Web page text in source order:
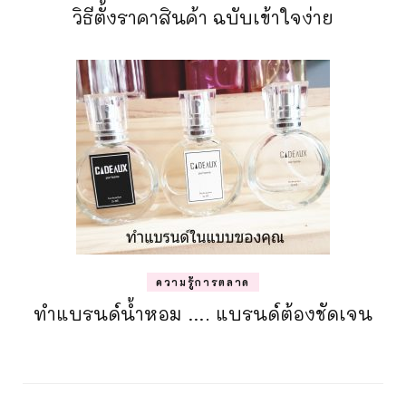
วิธีตั้งราคาสินค้า ฉบับเข้าใจง่าย
ความรู้การตลาด
ทำแบรนด์น้ำหอม …. แบรนด์ต้องชัดเจน